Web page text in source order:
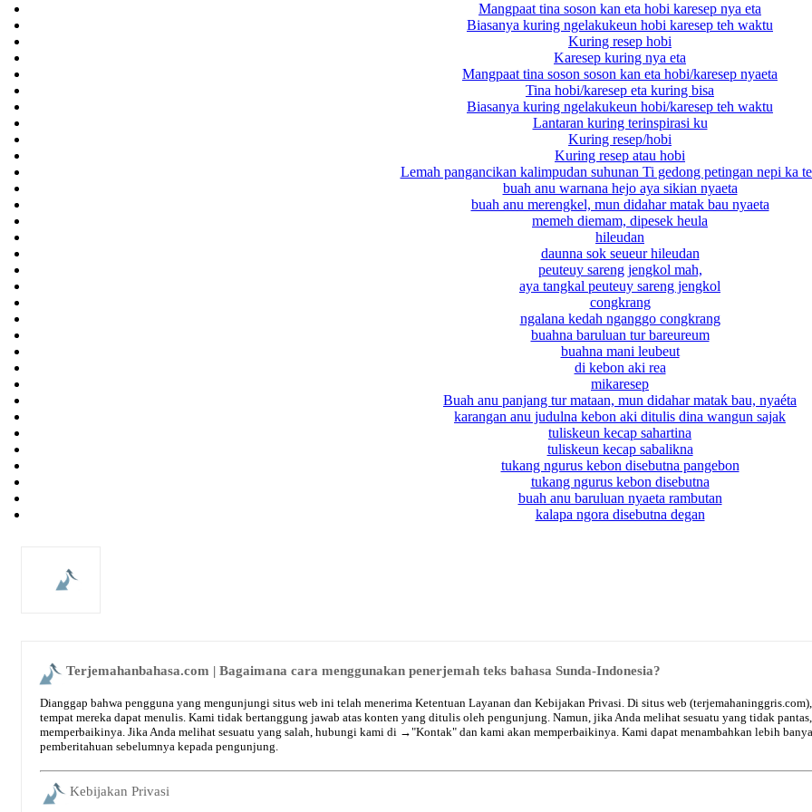
Mangpaat tina soson kan eta hobi karesep nya eta
Biasanya kuring ngelakukeun hobi karesep teh waktu
Kuring resep hobi
Karesep kuring nya eta
Mangpaat tina soson soson kan eta hobi/karesep nyaeta
Tina hobi/karesep eta kuring bisa
Biasanya kuring ngelakukeun hobi/karesep teh waktu
Lantaran kuring terinspirasi ku
Kuring resep/hobi
Kuring resep atau hobi
Lemah pangancikan kalimpudan suhunan Ti gedong petingan nepi ka
buah anu warnana hejo aya sikian nyaeta
buah anu merengkel, mun didahar matak bau nyaeta
memeh diemam, dipesek heula
hileudan
daunna sok seueur hileudan
peuteuy sareng jengkol mah,
aya tangkal peuteuy sareng jengkol
congkrang
ngalana kedah nganggo congkrang
buahna baruluan tur bareureum
buahna mani leubeut
di kebon aki rea
mikaresep
Buah anu panjang tur mataan, mun didahar matak bau, nyaéta
karangan anu judulna kebon aki ditulis dina wangun sajak
tuliskeun kecap sahartina
tuliskeun kecap sabalikna
tukang ngurus kebon disebutna pangebon
tukang ngurus kebon disebutna
buah anu baruluan nyaeta rambutan
kalapa ngora disebutna degan
Terjemahanbahasa.com | Bagaimana cara menggunakan penerjemah teks bahasa Sunda-Indonesia?
Dianggap bahwa pengguna yang mengunjungi situs web ini telah menerima Ketentuan Layanan dan Kebijakan Privasi. Di situs web
tempat mereka dapat menulis. Kami tidak bertanggung jawab atas konten yang ditulis oleh pengunjung. Namun, jika Anda melihat sesuatu yang tidak
memperbaikinya. Jika Anda melihat sesuatu yang salah, hubungi kami di →"Kontak" dan kami akan memperbaikinya. Kami dapat menambahkan lebih
pemberitahuan sebelumnya kepada pengunjung.
Kebijakan Privasi